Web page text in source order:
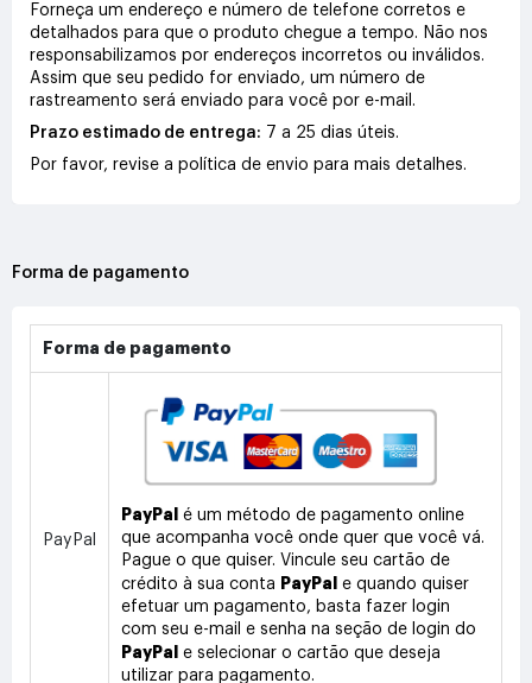
Forneça um endereço e número de telefone corretos e
detalhados para que o produto chegue a tempo. Não nos
responsabilizamos por endereços incorretos ou inválidos.
Assim que seu pedido for enviado, um número de
rastreamento será enviado para você por e-mail.
Prazo estimado de entrega: 7 a 25 dias úteis.
Por favor, revise a política de envio para mais detalhes.
Forma de pagamento
Forma de pagamento
PayPal
PayPal
é um método de pagamento online
que acompanha você onde quer que você vá.
Pague o que quiser. Vincule seu cartão de
crédito à sua conta PayPal
e quando quiser
efetuar um pagamento, basta fazer login
com seu e-mail e senha na seção de login do
PayPal
e selecionar o cartão que deseja
utilizar para pagamento.